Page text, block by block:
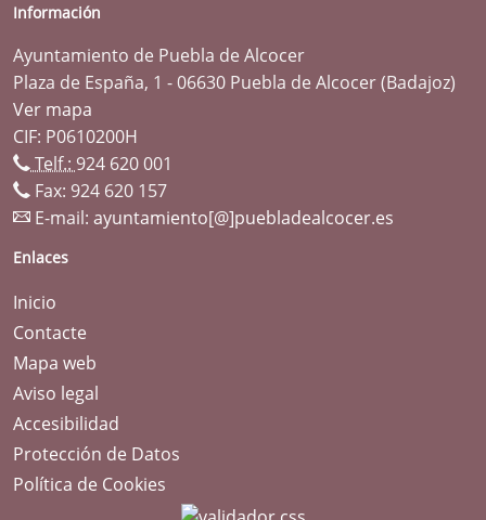
Información
Ayuntamiento de Puebla de Alcocer
Plaza de España, 1 - 06630 Puebla de Alcocer (Badajoz)
Ver mapa
CIF: P0610200H
Telf.: 924 620 001
Fax: 924 620 157
E-mail: ayuntamiento[@]puebladealcocer.es
Enlaces
Inicio
Contacte
Mapa web
Aviso legal
Accesibilidad
Protección de Datos
Política de Cookies